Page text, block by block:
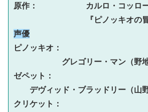
原作：　　　　　　カルロ・コッロ
声優
ピノッキオ：
グレゴリー・マン（野
ゼペット：
デヴィッド・ブラッドリー（山
クリケット：